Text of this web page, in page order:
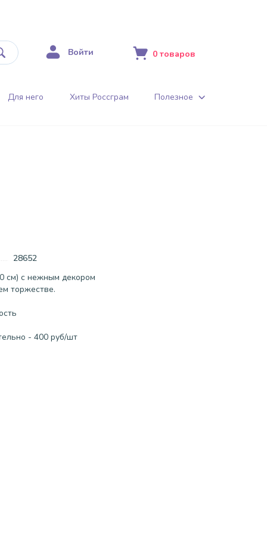
Войти 0 товаров
Для него Хиты Россграм Полезное
28652
см) с нежным декором
торжестве.
- 400 руб/шт